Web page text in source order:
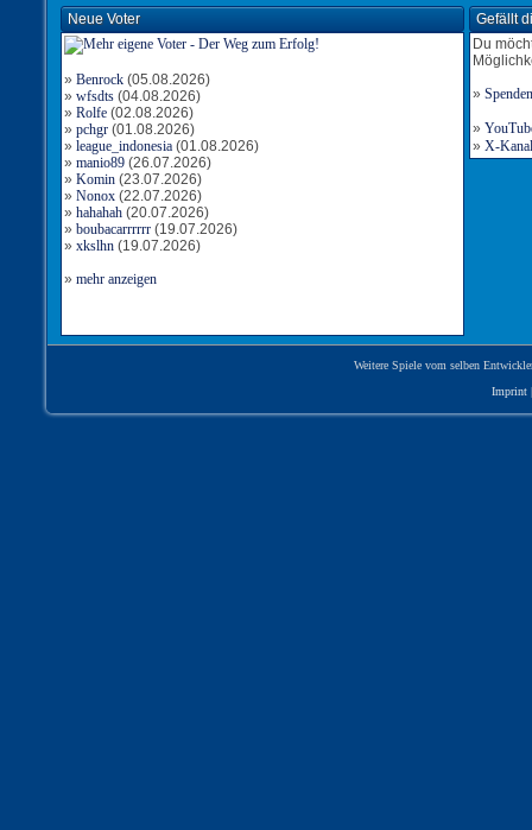
Neue Voter
» Benrock (05.08.2026)
» wfsdts (04.08.2026)
» Rolfe (02.08.2026)
» pchgr (01.08.2026)
» league_indonesia (01.08.2026)
» manio89 (26.07.2026)
» Komin (23.07.2026)
» Nonox (22.07.2026)
» hahahah (20.07.2026)
» boubacarrrrrr (19.07.2026)
» xkslhn (19.07.2026)
» mehr anzeigen
Gefällt
Du
» Spenden
»
» X-
Weitere Spiele vom selben
Imprint